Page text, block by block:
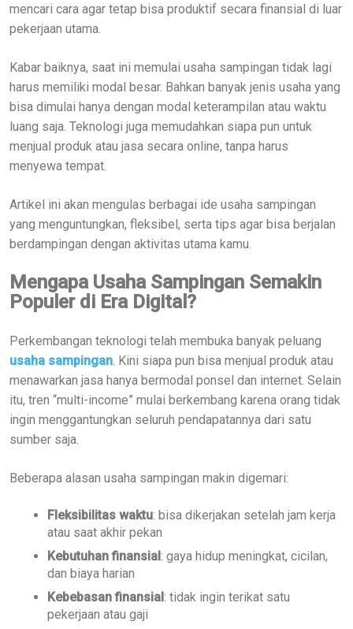
mencari cara agar tetap bisa produktif secara finansial di luar
pekerjaan utama.
Kabar baiknya, saat ini memulai usaha sampingan tidak lagi
harus memiliki modal besar. Bahkan banyak jenis usaha yang
bisa dimulai hanya dengan modal keterampilan atau waktu
luang saja. Teknologi juga memudahkan siapa pun untuk
menjual produk atau jasa secara online, tanpa harus
menyewa tempat.
Artikel ini akan mengulas berbagai ide usaha sampingan
yang menguntungkan, fleksibel, serta tips agar bisa berjalan
berdampingan dengan aktivitas utama kamu.
Mengapa Usaha Sampingan Semakin
Populer di Era Digital?
Perkembangan teknologi telah membuka banyak peluang
usaha sampingan . Kini siapa pun bisa menjual produk atau
menawarkan jasa hanya bermodal ponsel dan internet. Selain
itu, tren “multi-income” mulai berkembang karena orang tidak
ingin menggantungkan seluruh pendapatannya dari satu
sumber saja.
Beberapa alasan usaha sampingan makin digemari:
Fleksibilitas waktu: bisa dikerjakan setelah jam kerja
atau saat akhir pekan
Kebutuhan finansial: gaya hidup meningkat, cicilan,
dan biaya harian
Kebebasan finansial: tidak ingin terikat satu
pekerjaan atau gaji